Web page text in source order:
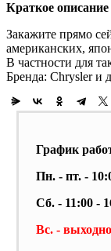
Краткое
Закажите прямо
американских,
В частности для
Бренда: Chrysler и
График
Пн. - пт. -
Сб. - 11:00 -
Вс. -